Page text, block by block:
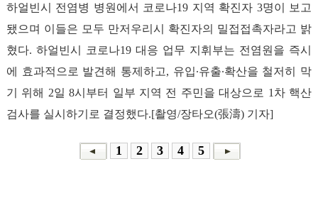
하얼빈시 전염병 병원에서 코로나19 지역 확진자 3명이 보고
됐으며 이들은 모두 만저우리시 확진자의 밀접접촉자라고 밝
혔다. 하얼빈시 코로나19 대응 업무 지휘부는 전염원을 즉시
에 효과적으로 발견해 통제하고, 유입∙유출∙확산을 철저히 막
기 위해 2일 8시부터 일부 지역 전 주민을 대상으로 1차 핵산
검사를 실시하기로 결정했다.[촬영/장타오(張濤) 기자]
1 2 3 4 5